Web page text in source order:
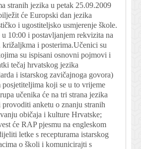
stranih jezika u petak 25.09.2009
će Europski dan jezika
i ugostiteljsko usmjerenje škole.
10:00 i postavljanjem rekvizita na
križaljkma i posterima.Učenici su
su ispisani osnovni pojmovi i
tečaj hrvatskog jezika
i istarskog zavičajnoga govora)
posjetiteljima koji se u to vrijeme
učenika će na tri strana jezika
anketu o znanju stranih
običaja i kulture Hrvatske;
će RAP pjesmu na engleskom
letke s recepturama istarskog
o školi i komunicirajti s